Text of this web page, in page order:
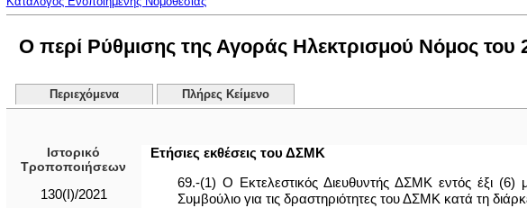
Ο περί Ρύθμισης της Αγοράς Ηλεκτρισμού Νόμος του
Περιεχόμενα Πλήρες Κείμενο
Ιστορικό
Τροποποιήσεων
130(I)/2021
Ετήσιες εκθέσεις του ΔΣΜΚ
69.-(1) Ο Εκτελεστικός Διευθυντής ΔΣΜΚ εντός έξι
Συμβούλιο για τις δραστηριότητες του ΔΣΜΚ κατά τη